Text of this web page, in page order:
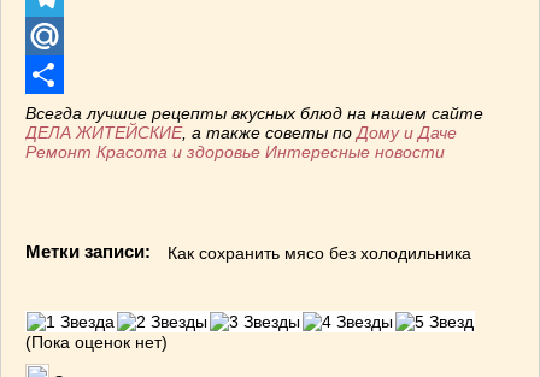
Telegram
Mail.Ru
Отправить
Всегда лучшие рецепты вкусных блюд на нашем сайте
ДЕЛА ЖИТЕЙСКИЕ, а также советы по Дому и Даче
Ремонт Красота и здоровье Интересные новости
Метки записи: Как сохранить мясо без холодильника
(Пока оценок нет)